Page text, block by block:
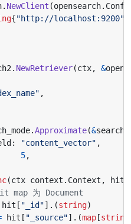
. NewClient (opensearch.
{"http://localhost:9200"
. NewRetriever(ctx, &
,
.Approximate(&
: "content_vector" ,
5,
(ctx context . Context , hit
map 为 Document
hit [ "_id"].(string)
hit [ "_source"].(map [string